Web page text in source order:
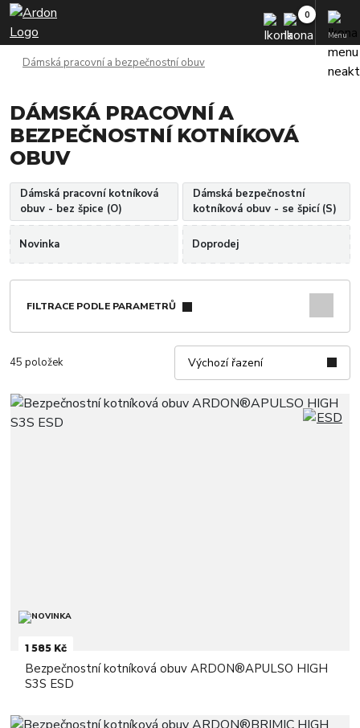
Menu
Dámská pracovní a bezpečnostní obuv
DÁMSKÁ PRACOVNÍ A
BEZPEČNOSTNÍ KOTNÍKOVÁ
OBUV
Dámská pracovní kotníková
obuv - bez špice (O)
Dámská bezpečnostní
kotníková obuv - se špicí (S)
Novinka Doprodej
FILTRACE PODLE PARAMETRŮ
45 položek Výchozí řazení
1 585 Kč
Bezpečnostní kotníková obuv ARDON®APULSO HIGH
S3S ESD